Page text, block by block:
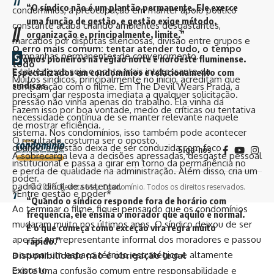
condomínios, a preocupação em manter apoio político
constante acaba criando ambientes desgastantes,
marcados por disputas silenciosas, divisão entre grupos e
campanhas permanentes de convencimento.
E talvez esse seja o ponto mais interessante da
comparação com o filme. Em The Devil Wears Prada, a
pressão não vinha apenas do trabalho. Ela vinha da
necessidade contínua de se manter relevante naquele
sistema. Nos condomínios, isso também pode acontecer
quando a gestão deixa de ser conduzida com foco
institucional e passa a girar em torno da permanência no
poder.
*Entre gestão e poder*
Ao terminar o filme, fiquei pensando que os condomínios
mudaram muito nos últimos anos. O síndico deixou de ser
apenas um representante informal dos moradores e passou
a ocupar um espaço técnico, estratégico e altamente
exposto.
“O síndico não é um plantão permanente. Ele exerce
uma função de gestão, e gestão exige método,
organização e, principalmente, limite.”
O erro mais comum: tentar atender tudo, o tempo
todo
Muitos síndicos, principalmente no início, acreditam que
precisam dar resposta imediata a qualquer solicitação.
Fazem isso por boa vontade, medo de críticas ou tentativa
de mostrar eficiência.
O resultado costuma ser o oposto.
A sobrecarga leva a decisões apressadas, desgaste pessoal
e perda de qualidade na administração. Além disso, cria um
padrão difícil de sustentar.
“Quando o síndico responde fora de horário com
frequência, ele ensina o morador que aquilo é normal.
E o que começa como exceção vira regra muito
rápido.”
Disponibilidade não é obrigação legal
Existe uma confusão comum entre responsabilidade e
//
S omos pioneiros na região norte e noroeste fluminense.
Especializados em condomínios e relacionamento com
síndicos.
Siga-nos
© 2026. Revista Meu Condomínio. Todos os direitos reservados.